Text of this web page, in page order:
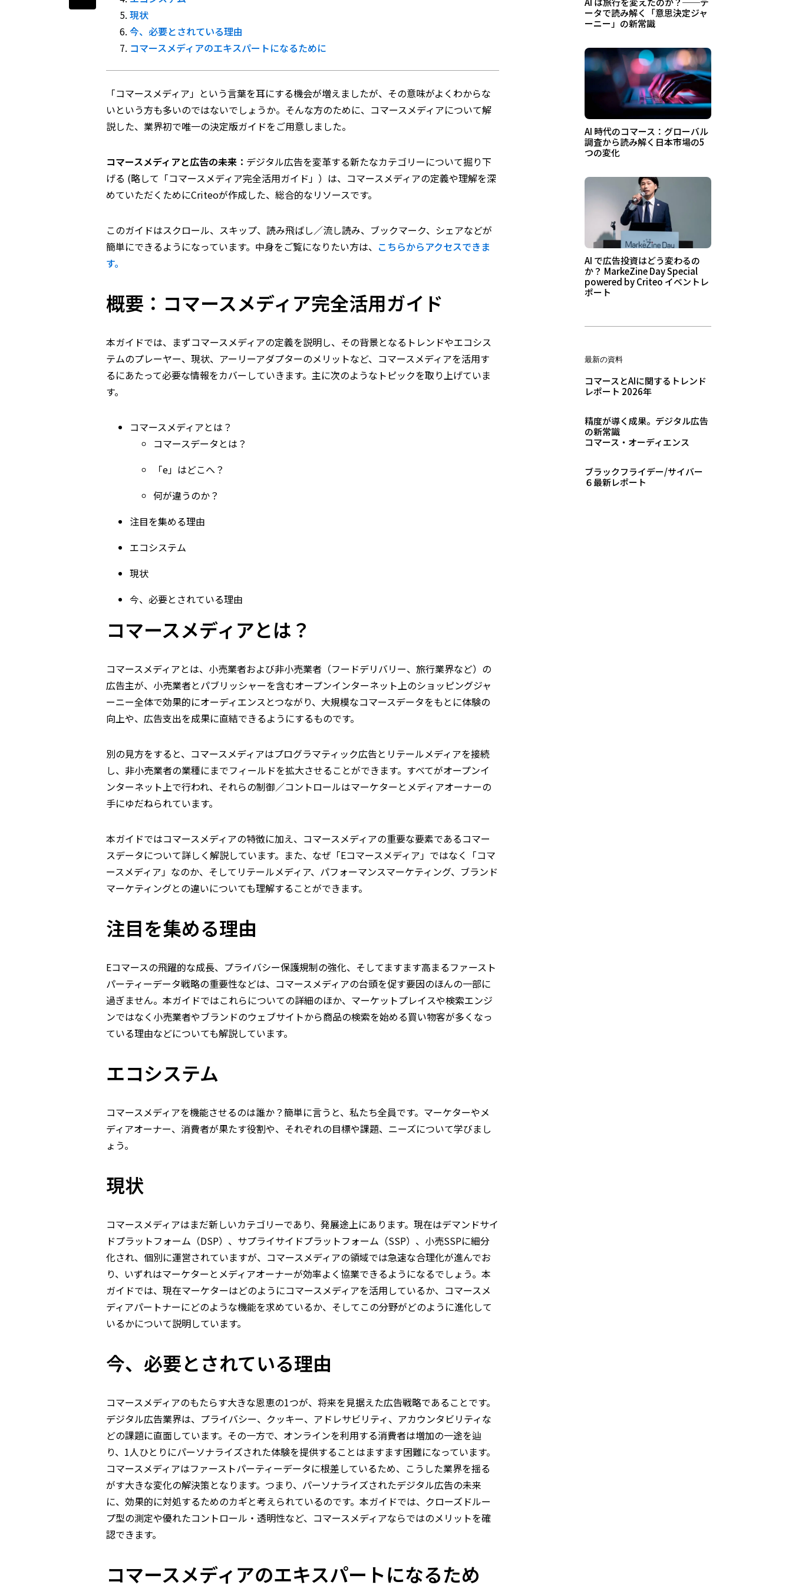
現状
今、必要とされている理由
コマースメディアのエキスパートになるために
「コマースメディア」という言葉を耳にする機会が増えましたが、その意味がよくわからな
いという方も多いのではないでしょうか。そんな方のために、コマースメディアについて解
説した、業界初で唯一の決定版ガイドをご用意しました。
コマースメディアと広告の未来： デジタル広告を変革する新たなカテゴリーについて掘り下
げる (略して「コマースメディア完全活用ガイド」）は、コマースメディアの定義や理解を深
めていただくためにCriteoが作成した、総合的なリソースです。
このガイドはスクロール、スキップ、読み飛ばし／流し読み、ブックマーク、シェアなどが
簡単にできるようになっています。中身をご覧になりたい方は、 こちらからアクセスできま
す。
概要：コマースメディア完全活用ガイド
本ガイドでは、まずコマースメディアの定義を説明し、その背景となるトレンドやエコシス
テムのプレーヤー、現状、アーリーアダプターのメリットなど、コマースメディアを活用す
るにあたって必要な情報をカバーしていきます。主に次のようなトピックを取り上げていま
す。
コマースメディアとは？
コマースデータとは？
「e」はどこへ？
何が違うのか？
注目を集める理由
エコシステム
現状
今、必要とされている理由
コマースメディアとは？
コマースメディアとは、小売業者および非小売業者（フードデリバリー、旅行業界など）の
広告主が、小売業者とパブリッシャーを含むオープンインターネット上のショッピングジャ
ーニー全体で効果的にオーディエンスとつながり、大規模なコマースデータをもとに体験の
向上や、広告支出を成果に直結できるようにするものです。
別の見方をすると、コマースメディアはプログラマティック広告とリテールメディアを接続
し、非小売業者の業種にまでフィールドを拡大させることができます。すべてがオープンイ
ンターネット上で行われ、それらの制御／コントロールはマーケターとメディアオーナーの
手にゆだねられています。
本ガイドではコマースメディアの特徴に加え、コマースメディアの重要な要素であるコマー
スデータについて詳しく解説しています。また、なぜ「Eコマースメディア」ではなく「コマ
ースメディア」なのか、そしてリテールメディア、パフォーマンスマーケティング、ブランド
マーケティングとの違いについても理解することができます。
注目を集める理由
Eコマースの飛躍的な成長、プライバシー保護規制の強化、そしてますます高まるファースト
パーティーデータ戦略の重要性などは、コマースメディアの台頭を促す要因のほんの一部に
過ぎません。本ガイドではこれらについての詳細のほか、マーケットプレイスや検索エンジ
ンではなく小売業者やブランドのウェブサイトから商品の検索を始める買い物客が多くなっ
ている理由などについても解説しています。
エコシステム
コマースメディアを機能させるのは誰か？簡単に言うと、私たち全員です。マーケターやメ
ディアオーナー、消費者が果たす役割や、それぞれの目標や課題、ニーズについて学びまし
ょう。
現状
コマースメディアはまだ新しいカテゴリーであり、発展途上にあります。現在はデマンドサイ
ドプラットフォーム（DSP）、サプライサイドプラットフォーム（SSP）、小売SSPに細分
化され、個別に運営されていますが、コマースメディアの領域では急速な合理化が進んでお
り、いずれはマーケターとメディアオーナーが効率よく協業できるようになるでしょう。本
ガイドでは、現在マーケターはどのようにコマースメディアを活用しているか、コマースメ
ディアパートナーにどのような機能を求めているか、そしてこの分野がどのように進化して
いるかについて説明しています。
今、必要とされている理由
コマースメディアのもたらす大きな恩恵の1つが、将来を見据えた広告戦略であることです。
デジタル広告業界は、プライバシー、クッキー、アドレサビリティ、アカウンタビリティな
どの課題に直面しています。その一方で、オンラインを利用する消費者は増加の一途を辿
り、1人ひとりにパーソナライズされた体験を提供することはますます困難になっています。
コマースメディアはファーストパーティーデータに根差しているため、こうした業界を揺る
がす大きな変化の解決策となります。つまり、パーソナライズされたデジタル広告の未来
に、効果的に対処するためのカギと考えられているのです。本ガイドでは、クローズドルー
プ型の測定や優れたコントロール・透明性など、コマースメディアならではのメリットを確
認できます。
コマースメディアのエキスパートになるため
ータで読み解く「意思決定ジャ
ーニー」の新常識
AI 時代のコマース：グローバル
調査から読み解く日本市場の5
つの変化
AI で広告投資はどう変わるの
か？ MarkeZine Day Special
powered by Criteo イベントレ
ポート
最新の資料
コマースとAIに関するトレンド
レポート 2026年
精度が導く成果。デジタル広告
の新常識
コマース・オーディエンス
ブラックフライデー/サイバー
６最新レポート